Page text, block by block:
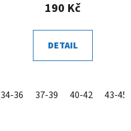
190 Kč
DETAIL
34-36 37-39 40-42 43-45